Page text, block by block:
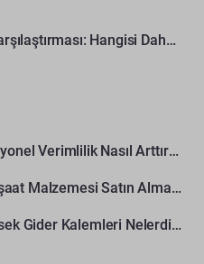
Gazbeton, Tuğla ve Bims Karşılaştırması: Hangisi Daha Avantajlı?
Maden Ocaklarında Operasyonel Verimlilik Nasıl Arttırılır?
Müteahhitler İçin Toptan İnşaat Malzemesi Satın Alma Rehberi
Maden Ocaklarında En Yüksek Gider Kalemleri Nelerdir?